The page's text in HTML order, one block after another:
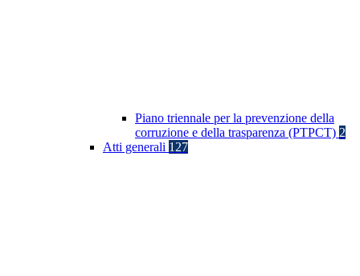
Piano triennale per la prevenzione della
corruzione e della trasparenza (PTPCT) 2
Atti generali 127